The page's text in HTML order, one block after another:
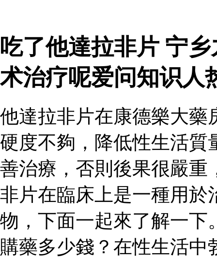
吃了他達拉非片 宁
术治疗呢爱问知识人
他達拉非片在康德樂大藥
硬度不夠，降低性生活質
善治療，否則後果很嚴重
非片在臨床上是一種用於
物，下面一起來了解一下
購藥多少錢？在性生活